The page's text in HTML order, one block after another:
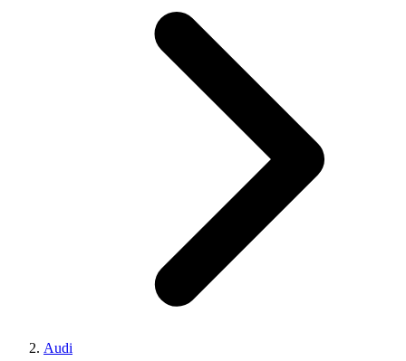
Audi